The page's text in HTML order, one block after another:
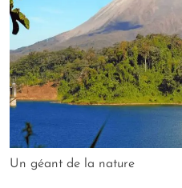
Un géant de la nature